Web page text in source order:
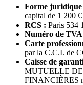
Forme juridique
capital de 1 200 €
RCS : Paris 534
Numéro de
Carte
par la C.C.I. de
Caisse de
MUTUELLE
FINANCIÈRES